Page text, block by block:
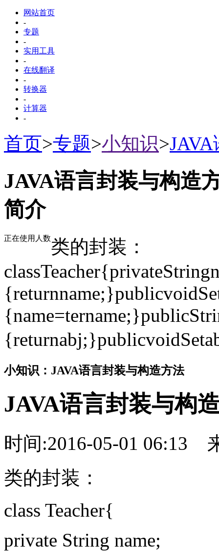
网站首页
-
专题
-
实用工具
-
在线翻译
-
转换器
-
计算器
-
首页>专题>小知识>
JAVA语言封装与构造
简介
正在使用人数类的封装：
小知识：JAVA语言封装与构造方法
JAVA语言封装与构
时间:2016-05-01 06:13
类的封装：
class Teacher{
private String name;